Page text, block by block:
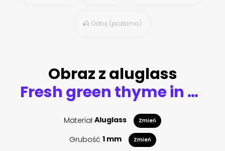
Odbij (poziomo)
Obraz z aluglass
Fresh green thyme in decorative linen bag on an old wooden table.
MateriałAluglass Zmień
Grubość 1 mm Zmień